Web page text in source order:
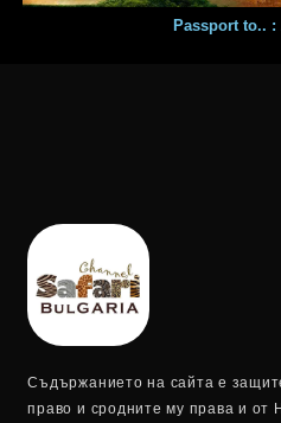
Passport to.. :
Съдържанието на сайта е
право и сродните му права и от